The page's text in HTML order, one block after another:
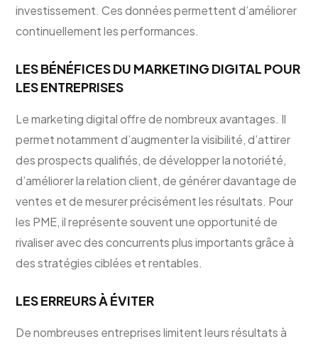
investissement. Ces données permettent d’améliorer
continuellement les performances.
LES BÉNÉFICES DU MARKETING DIGITAL POUR
LES ENTREPRISES
Le marketing digital offre de nombreux avantages. Il
permet notamment d’augmenter la visibilité, d’attirer
des prospects qualifiés, de développer la notoriété,
d’améliorer la relation client, de générer davantage de
ventes et de mesurer précisément les résultats. Pour
les PME, il représente souvent une opportunité de
rivaliser avec des concurrents plus importants grâce à
des stratégies ciblées et rentables.
LES ERREURS À ÉVITER
De nombreuses entreprises limitent leurs résultats à